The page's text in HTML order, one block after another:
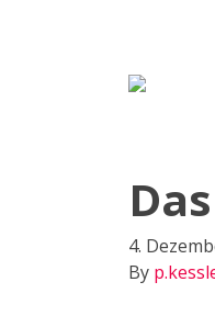
4.
By